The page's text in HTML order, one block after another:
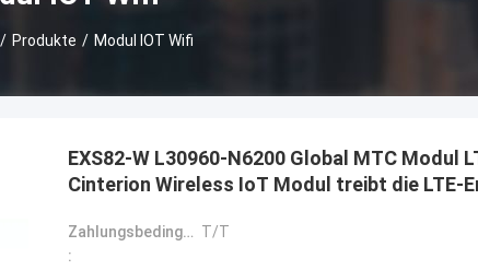
/ Produkte / Modul IOT Wifi
EXS82-W L30960-N6200 Global MTC Modul
Cinterion Wireless IoT Modul treibt die LTE-
neuer Industrien.
Zahlungsbedingungen: T/T
: